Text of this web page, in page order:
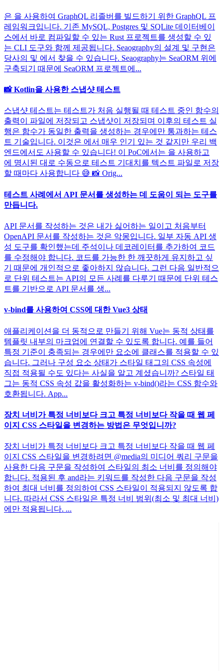
은 을 사용하여 GraphQL 리졸버를 빌드하기 위한 GraphQL 프
레임워크입니다. 기존 MySQL, Postgres 및 SQLite 데이터베이
스에서 바로 컴파일할 수 있는 Rust 프로젝트를 생성할 수 있
는 CLI 도구와 함께 제공됩니다. Seaography의 설계 및 구현은
당사의 및 에서 찾을 수 있습니다. Seaography는 SeaORM 위에
구축되기 때문에 SeaORM 프로젝트에...
📸 Kotlin을 사용한 스냅샷 테스트
스냅샷 테스트는 테스트가 처음 실행될 때 테스트 중인 함수의
출력이 파일에 저장되고 스냅샷이 저장되며 이후의 테스트 실
행은 함수가 동일한 출력을 생성하는 경우에만 통과하는 테스
트 기술입니다. 이것은 에서 매우 인기 있는 것 같지만 우리 백
엔드에서도 사용할 수 있습니다! 이 PoC에서는 을 사용하고
에 명시된 대로 수동으로 테스트 기대치를 텍스트 파일로 저장
할 때마다 사용합니다 😅 📸 Orig...
테스트 사례에서 API 문서를 생성하는 데 도움이 되는 도구를
만듭니다.
API 문서를 작성하는 것은 내가 싫어하는 일이고 처음부터
OpenAPI 문서를 작성하는 것은 악몽입니다. 일부 자동 API 생
성 도구를 확인했는데 주석이나 데코레이터를 추가하여 코드
를 수정해야 합니다. 코드를 가능한 한 깨끗하게 유지하고 싶
기 때문에 개인적으로 좋아하지 않습니다. 그런 다음 일반적으
로 단위 테스트는 API의 모든 사례를 다루기 때문에 단위 테스
트를 기반으로 API 문서를 생...
v-bind를 사용하여 CSS에 대한 Vue3 상태
애플리케이션을 더 동적으로 만들기 위해 Vue는 동적 상태를
템플릿 내부의 마크업에 연결할 수 있도록 합니다. 예를 들어
특정 기준이 충족되는 경우에만 요소에 클래스를 적용할 수 있
습니다. 그러나 구성 요소 상태가 스타일 태그의 CSS 속성에
직접 적용될 수도 있다는 사실을 알고 계셨습니까? 스타일 태
그는 동적 CSS 속성 값을 활성화하는 v-bind()라는 CSS 함수와
호환됩니다. App...
장치 너비가 특정 너비보다 크고 특정 너비보다 작을 때 웹 페
이지 CSS 스타일을 변경하는 방법은 무엇입니까?
장치 너비가 특정 너비보다 크고 특정 너비보다 작을 때 웹 페
이지 CSS 스타일을 변경하려면 @media의 미디어 쿼리 구문을
사용한 다음 구문을 작성하여 스타일의 최소 너비를 정의해야
합니다. 적용된 후 and라는 키워드를 작성한 다음 구문을 작성
하여 최대 너비를 정의하여 CSS 스타일이 적용되지 않도록 합
니다. 따라서 CSS 스타일은 특정 너비 범위(최소 및 최대 너비)
에만 적용됩니다. ...